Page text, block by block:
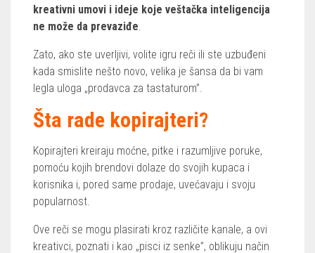
kreativni umovi i ideje koje veštačka inteligencija
ne može da prevaziđe
Zato, ako ste uverljivi, volite igru reči ili ste uzbuđeni
kada smislite nešto novo, velika je šansa da bi vam
legla uloga „prodavca za tastaturom”.
Šta rade kopirajteri?
Kopirajteri kreiraju moćne, pitke i razumljive poruke,
pomoću kojih brendovi dolaze do svojih kupaca i
korisnika i, pored same prodaje, uvećavaju i svoju
popularnost.
Ove reči se mogu plasirati kroz različite kanale, a ovi
kreativci, poznati i kao „pisci iz senke”, oblikuju način